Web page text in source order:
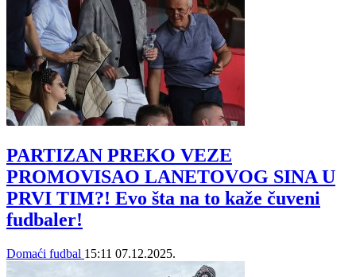
PARTIZAN PREKO VEZE
PROMOVISAO LANETOVOG SINA U
PRVI TIM?! Evo šta na to kaže čuveni
fudbaler!
Domaći fudbal 15:11 07.12.2025.